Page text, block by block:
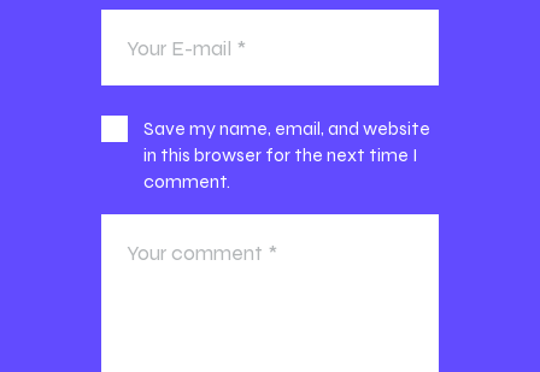
Save my name, email, and website
in this browser for the next time I
comment.